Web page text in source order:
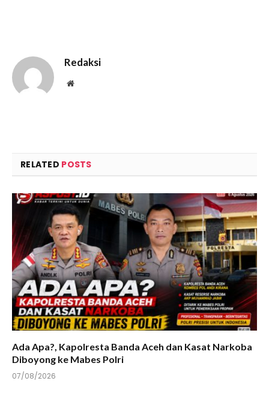
Redaksi
Website
RELATED POSTS
Ada Apa?, Kapolresta Banda Aceh dan Kasat Narkoba
Diboyong ke Mabes Polri
07/08/2026